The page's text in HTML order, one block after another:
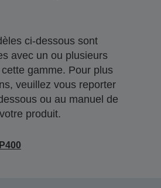
ci-dessous sont
avec un ou plusieurs
gamme. Pour plus
veuillez vous reporter
ou au manuel de
votre produit.